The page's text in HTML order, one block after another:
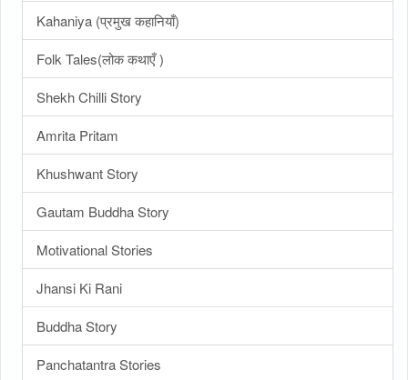
Kahaniya (प्रमुख कहानियाँ)
Folk Tales(लोक कथाएँ )
Shekh Chilli Story
Amrita Pritam
Khushwant Story
Gautam Buddha Story
Motivational Stories
Jhansi Ki Rani
Buddha Story
Panchatantra Stories